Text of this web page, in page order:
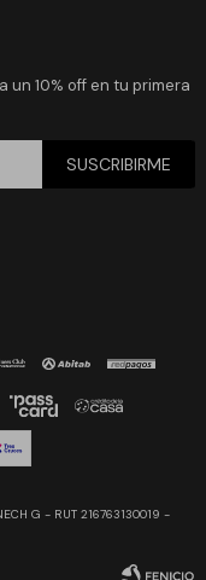
un 10% off en tu primera
SUSCRIBIRME
G - RUT 216763130019 -